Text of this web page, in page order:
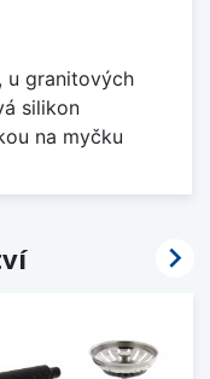
u granitových
silikon
na myčku
